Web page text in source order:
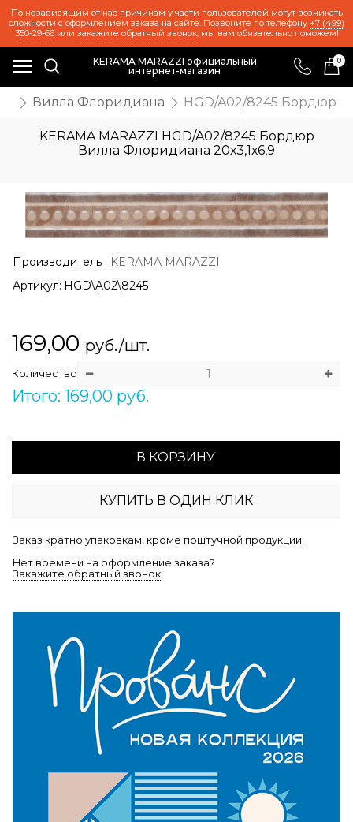
По независящим от нас причинам у части пользователей могут возникать
сложности с оформлением заказа на сайте. Позвоните по телефону +7 (499)
350-29-66или закажите обратный звонок, мы вам обязательно поможем!
KERAMA MARAZZI официальный
интернет-магазин
0
Вилла Флоридиана HGD/A02/8245 Бордюр
KERAMA MARAZZI HGD/A02/8245 Бордюр
Вилла Флоридиана 20х3,1х6,9
Производитель : KERAMA MARAZZI
Артикул: HGD\A02\8245
169,00 руб./шт.
Количество
Итого: 169,00 руб.
В КОРЗИНУ
КУПИТЬ В ОДИН КЛИК
Заказ кратно упаковкам, кроме поштучной продукции.
Нет времени на оформление заказа?
Закажите обратный звонок